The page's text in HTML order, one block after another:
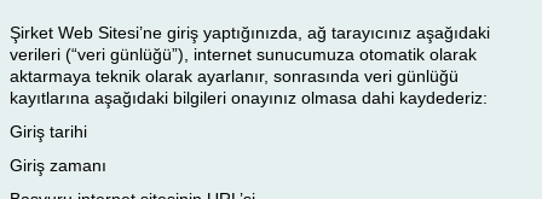
Şirket Web Sitesi’ne giriş yaptığınızda, ağ tarayıcınız aşağıdaki
verileri (“veri günlüğü”), internet sunucumuza otomatik olarak
aktarmaya teknik olarak ayarlanır, sonrasında veri günlüğü
kayıtlarına aşağıdaki bilgileri onayınız olmasa dahi kaydederiz:
Giriş tarihi
Giriş zamanı